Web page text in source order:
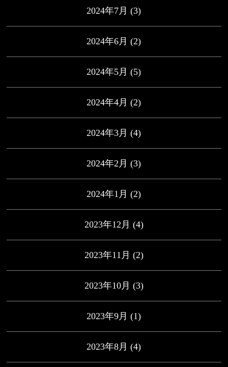
2024年7月 (3)
2024年6月 (2)
2024年5月 (5)
2024年4月 (2)
2024年3月 (4)
2024年2月 (3)
2024年1月 (2)
2023年12月 (4)
2023年11月 (2)
2023年10月 (3)
2023年9月 (1)
2023年8月 (4)